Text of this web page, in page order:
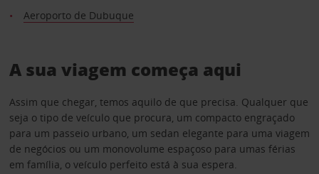
Aeroporto de Dubuque
A sua viagem começa aqui
Assim que chegar, temos aquilo de que precisa. Qualquer que
seja o tipo de veículo que procura, um compacto engraçado
para um passeio urbano, um sedan elegante para uma viagem
de negócios ou um monovolume espaçoso para umas férias
em família, o veículo perfeito está à sua espera.